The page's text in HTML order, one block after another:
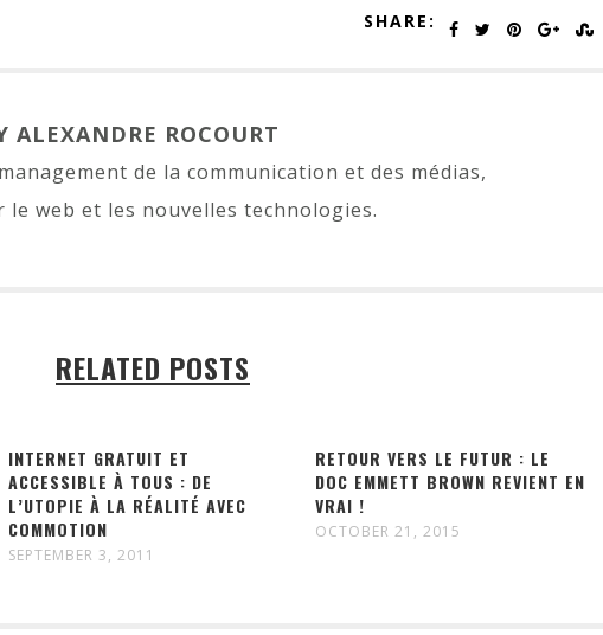
SHARE:
ALEXANDRE ROCOURT
de la communication et des médias,
le web et les nouvelles technologies.
RELATED POSTS
INTERNET GRATUIT ET
ACCESSIBLE À TOUS : DE
L’UTOPIE À LA RÉALITÉ AVEC
COMMOTION
SEPTEMBER 3, 2011
RETOUR VERS LE FUTUR : LE
DOC EMMETT BROWN REVIENT EN
VRAI !
OCTOBER 21, 2015